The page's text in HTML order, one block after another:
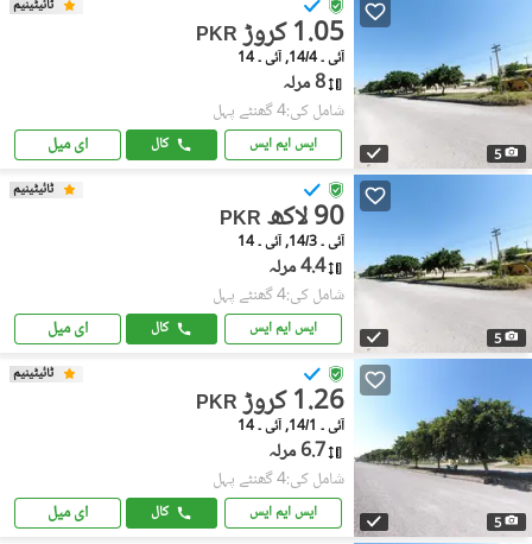
5
ٹائیٹینیم
PKR 1.05 کروڑ
آئی ۔ 14/4, آئی ۔ 14
8 مرلہ
شامل کی:4 گھنٹے پہل
ایس ایم ایس کال ای میل
5
ٹائیٹینیم
PKR 90 لاکھ
آئی ۔ 14/3, آئی ۔ 14
4.4 مرلہ
شامل کی:4 گھنٹے پہل
ایس ایم ایس کال ای میل
5
ٹائیٹینیم
PKR 1.26 کروڑ
آئی ۔ 14/1, آئی ۔ 14
6.7 مرلہ
شامل کی:4 گھنٹے پہل
ایس ایم ایس کال ای میل